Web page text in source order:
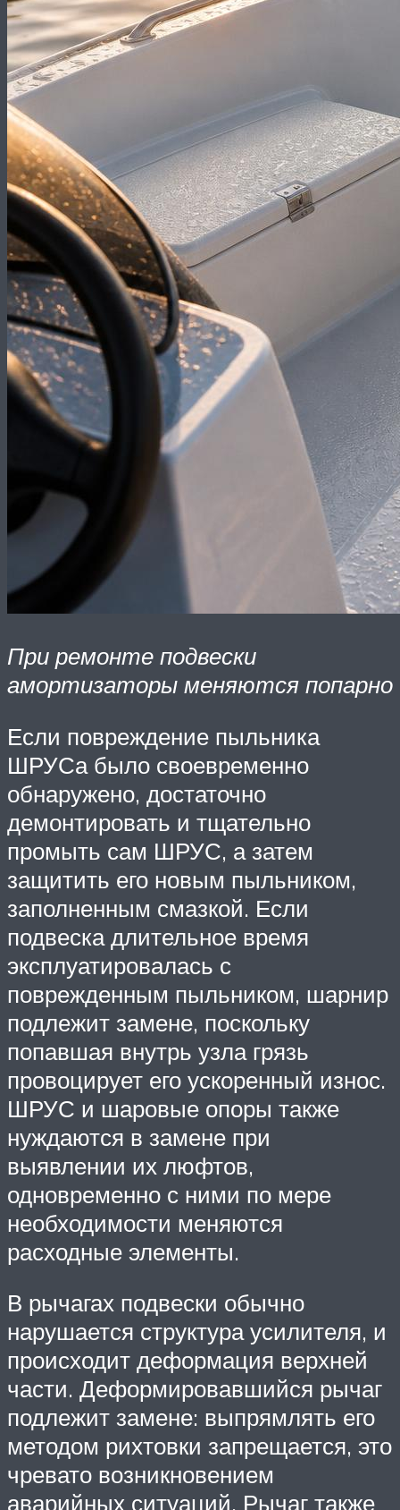
При ремонте подвески
амортизаторы меняются попарно
Если повреждение пыльника
ШРУСа было своевременно
обнаружено, достаточно
демонтировать и тщательно
промыть сам ШРУС, а затем
защитить его новым пыльником,
заполненным смазкой. Если
подвеска длительное время
эксплуатировалась с
поврежденным пыльником, шарнир
подлежит замене, поскольку
попавшая внутрь узла грязь
провоцирует его ускоренный износ.
ШРУС и шаровые опоры также
нуждаются в замене при
выявлении их люфтов,
одновременно с ними по мере
необходимости меняются
расходные элементы.
В рычагах подвески обычно
нарушается структура усилителя, и
происходит деформация верхней
части. Деформировавшийся рычаг
подлежит замене: выпрямлять его
методом рихтовки запрещается, это
чревато возникновением
аварийных ситуаций. Рычаг также